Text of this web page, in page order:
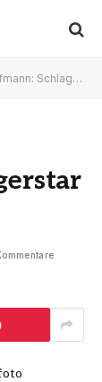
teilt Hochzeitsfoto